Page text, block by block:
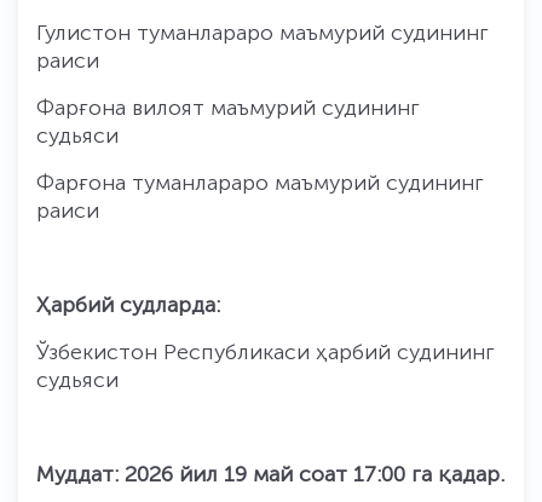
Гулистон туманлараро маъмурий судининг
раиси
Фарғона вилоят маъмурий судининг
судьяси
Фарғона туманлараро маъмурий судининг
раиси
Ҳарбий судларда:
Ўзбекистон Республикаси ҳарбий судининг
судьяси
Муддат: 2026 йил 19 май соат 17:00 га қадар.